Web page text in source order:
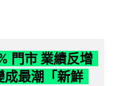
門市 業績反增
成最潮「新鮮